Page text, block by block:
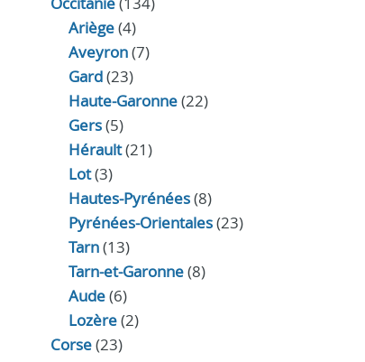
Ariège(4)
Aveyron(7)
Gard(23)
Haute-Garonne(22)
Gers(5)
Hérault(21)
Lot(3)
Hautes-Pyrénées(8)
Pyrénées-Orientales(23)
Tarn(13)
Tarn-et-Garonne(8)
Aude(6)
Lozère(2)
Corse(23)